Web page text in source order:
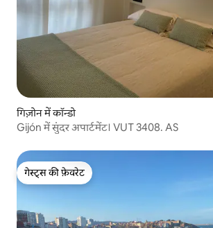
गिज़ोन में कॉन्डो
Gijón में सुंदर अपार्टमेंट। VUT 3408. AS
गेस्ट्स की फ़ेवरेट
गेस्ट्स की फ़ेवरेट